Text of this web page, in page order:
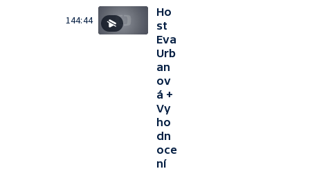
144:44
Ho
st
Eva
Urb
an
ov
á +
Vy
ho
dn
oce
ní